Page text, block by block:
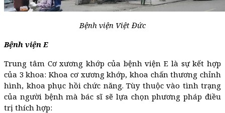
Bệnh viện Việt Đức
Bệnh viện E
Trung tâm Cơ xương khớp của bệnh viện E là sự kết hợp
của 3 khoa: Khoa cơ xương khớp, khoa chấn thương chỉnh
hình, khoa phục hồi chức năng. Tùy thuộc vào tình trạng
của người bệnh mà bác sĩ sẽ lựa chọn phương pháp điều
trị thích hợp: